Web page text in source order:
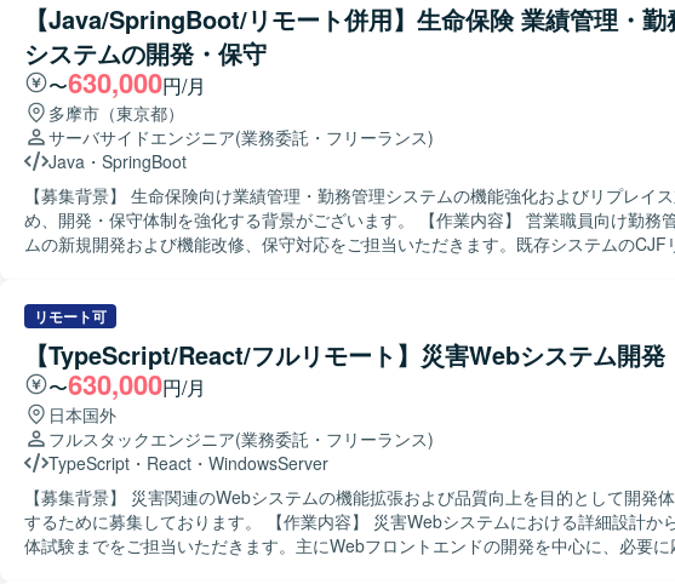
【Java/SpringBoot/リモート併用】生命保険 業績管理・勤
システムの開発・保守
〜630,000円/月
多摩市（東京都）
サーバサイドエンジニア(業務委託・フリーランス)
Java ・ SpringBoot
【募集背景】 生命保険向け業績管理・勤務管理システムの機能強化およびリプレイ
め、開発・保守体制を強化する背景がございます。 【作業内容】 営業職員向け勤務管理システ
ムの新規開発および機能改修、保守対応をご担当いただきます。既存システムのCJF
きます。 【求める人物像】 長期的な参画を前提に、主体的に課題発見・改善提案ができる方を
求めております。5名以上のチーム開発体制の中で、周囲と連携しながら自律的に動け
キュメントやコミュニケーションを通じて品質向上に取り組める方が望ましいです。 【ポジシ
ョンの魅力】 生命保険業界向けのコアシステムに携わることで、業務知識とWebアプ
ョン開発スキルの双方を高めていただけます。上流工程から開発・保守まで一気通貫
るため、要件定義スキルや設計力を伸ばしやすい環境です。CJFリプレイス対応など
からモダン環境への移行経験も積むことができます。 【開発環境】 JavaおよびSpringBootを中
心としたWebアプリケーション開発環境となっております。クラウド技術として
る可能性があり、要件定義や基本設計など上流工程にも関わる機会がございます。
リモート可
【TypeScript/React/フルリモート】災害Webシステム開発
〜630,000円/月
日本国外
フルスタックエンジニア(業務委託・フリーランス)
TypeScript ・ React ・ WindowsServer
【募集背景】 災害関連のWebシステムの機能拡張および品質向上を目的として開発
するために募集しております。 【作業内容】 災害Webシステムにおける詳細設計から実装、単
体試験までをご担当いただきます。主にWebフロントエンドの開発を中心に、必要に